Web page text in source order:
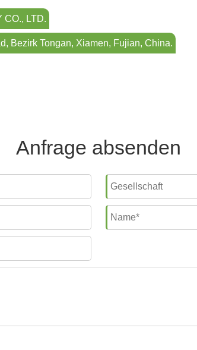
CO., LTD.
Bezirk Tongan, Xiamen, Fujian, China.
Anfrage absenden